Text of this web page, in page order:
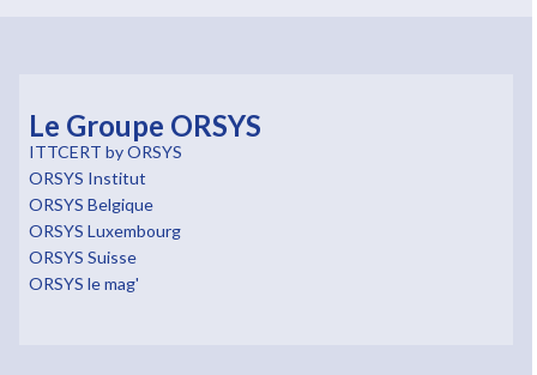
Le Groupe ORSYS
ITTCERT by ORSYS
ORSYS Institut
ORSYS Belgique
ORSYS Luxembourg
ORSYS Suisse
ORSYS le mag'